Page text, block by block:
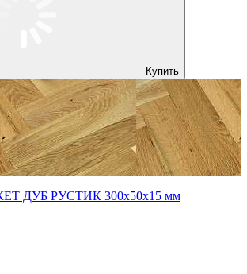
Купить
ДУБ РУСТИК 300x50x15 мм